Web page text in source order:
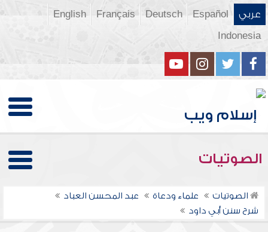
عربي Español
Deutsch
Français
English
Indonesia
الصوتيات
الصوتيات علماء ودعاة
عبد المحسن العباد
شرح سنن أبي داود